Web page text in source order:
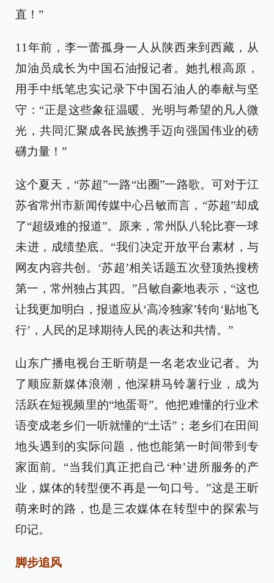
直！”
11年前，李一蕾孤身一人从陕西来到西藏，从
加油员成长为中国石油报记者。她扎根高原，
用手中纸笔忠实记录下中国石油人的奉献与坚
守：“正是这些象征温暖、光明与希望的凡人微
光，共同汇聚成各民族携手迈向强国伟业的磅
礴力量！”
这个夏天，“苏超”一路“出圈”一路歌。可对于江
苏省常州市新闻传媒中心吕敏而言，“苏超”却成
了“超级难的报道”。原来，常州队八轮比赛一球
未进，成绩垫底。“我们决定开放平台素材，与
网友内容共创。‘苏超’相关话题五次登顶热搜榜
第一，常州独占其四。”吕敏自豪地表示，“这也
让我更加明白，报道应从‘高冷独家’转向‘贴地飞
行’，人民的足球期待人民的表达和共情。”
山东广播电视台王昕萌是一名老农业记者。为
了顺应新媒体浪潮，他深耕马铃薯行业，成为
活跃在短视频里的“地蛋哥”。他把难懂的行业术
语变成老乡们一听就懂的“土话”；老乡们在田间
地头遇到的实际问题，他也能第一时间带到专
家面前。“当我们真正把自己‘种’进所服务的产
业，媒体的转型便不再是一句口号。”这是王昕
萌来时的路，也是三农媒体在转型中的探索与
印记。
脚步追风